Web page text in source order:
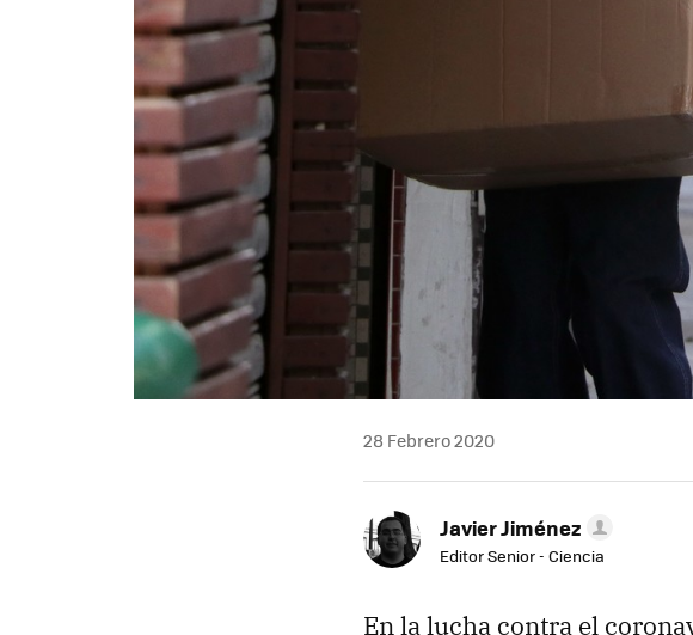
28 Febrero 2020
Javier Jiménez
Editor Senior - Ciencia
En la lucha contra el